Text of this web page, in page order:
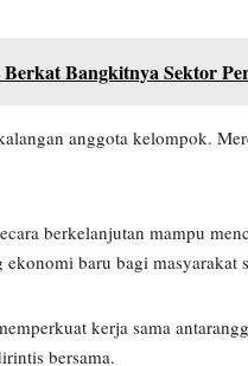
Bangkitnya Sektor
anggota kelompok.
berkelanjutan mampu
baru bagi masyarakat
kerja sama
bersama.